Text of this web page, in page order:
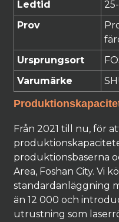
Ledtid
25
Prov
Ursprungsort
Varumärke
Från 2021 till nu, för
produktionsbaserna
Area, Foshan City. Vi
standardanläggning
än 12 000 och
utrustning som